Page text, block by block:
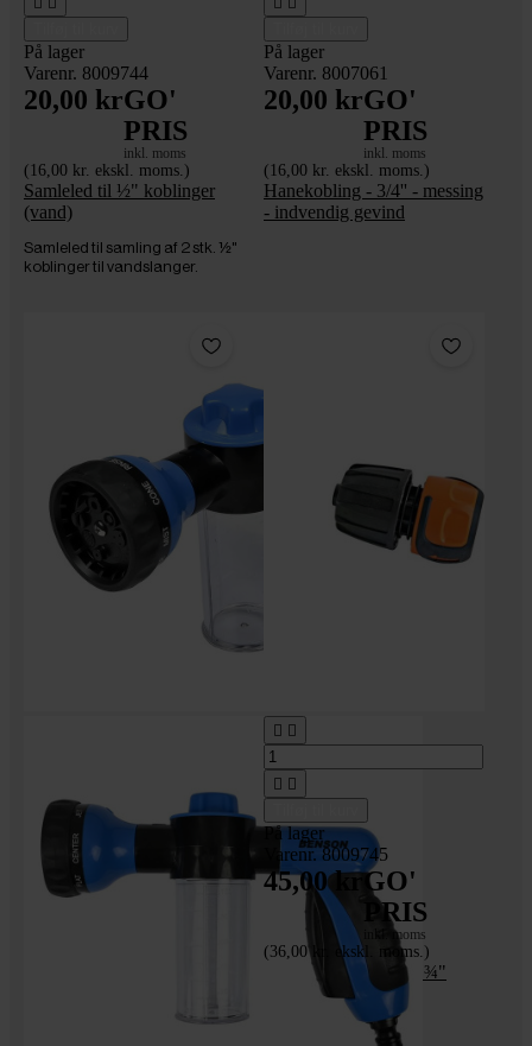
På lager
Varenr. 8009744
20,00 krGO'
PRIS
inkl. moms
(16,00 kr. ekskl. moms.)
Samleled til ½" koblinger
(vand)
Samleled til samling af 2 stk. ½"
koblinger til vandslanger.
På lager
Varenr. 8007061
20,00 krGO'
PRIS
inkl. moms
(16,00 kr. ekskl. moms.)
Hanekobling - 3/4'' - messing
- indvendig gevind
 
 
På lager
Varenr. 8009745
45,00 krGO'
PRIS
inkl. moms
(36,00 kr. ekskl. moms.)
Koblingssæt til ½" + ¾"
vandslange